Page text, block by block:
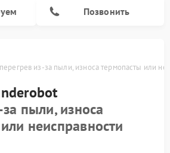
Позвонить
из‑за пыли, износа термопасты или
пыли, износа
неисправности